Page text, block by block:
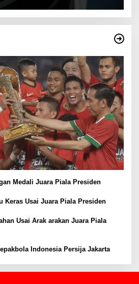
Medali Juara Piala Presiden
Keras Usai Juara Piala Presiden
Usai Arak arakan Juara Piala
Indonesia Persija Jakarta